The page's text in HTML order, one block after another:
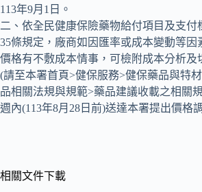
113年9月1日。
二、依全民健康保險藥物給付項目及支付
35條規定，廠商如因匯率或成本變動等因
價格有不敷成本情事，可檢附成本分析及
(請至本署首頁>健保服務>健保藥品與特
品相關法規與規範>藥品建議收載之相關
週內(113年8月28日前)送達本署提出價格
相關文件下載